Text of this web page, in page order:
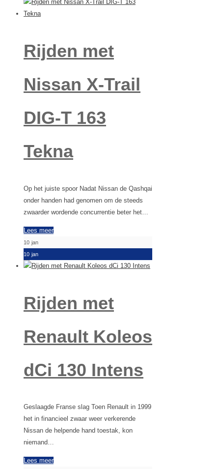
Rijden met
Nissan X-Trail
DIG-T 163
Tekna
Op het juiste spoor Nadat Nissan de Qashqai
onder handen had genomen om de steeds
zwaarder wordende concurrentie beter het…
Lees meer
10 jan
10 jan
Rijden met
Renault Koleos
dCi 130 Intens
Geslaagde Franse slag Toen Renault in 1999
het in financieel zwaar weer verkerende
Nissan de helpende hand toestak, kon
niemand…
Lees meer